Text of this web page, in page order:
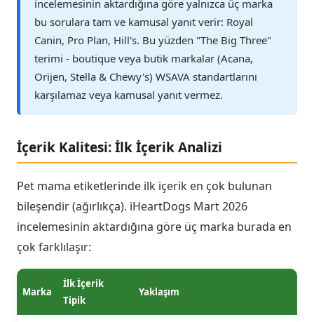
incelemesinin aktardığına göre yalnızca üç marka
bu sorulara tam ve kamusal yanıt verir: Royal
Canin, Pro Plan, Hill's. Bu yüzden "The Big Three"
terimi - boutique veya butik markalar (Acana,
Orijen, Stella & Chewy's) WSAVA standartlarını
karşılamaz veya kamusal yanıt vermez.
İçerik Kalitesi: İlk İçerik Analizi
Pet mama etiketlerinde ilk içerik en çok bulunan
bileşendir (ağırlıkça). iHeartDogs Mart 2026
incelemesinin aktardığına göre üç marka burada en
çok farklılaşır:
Marka
İlk İçerik
Tipik
Yaklaşım